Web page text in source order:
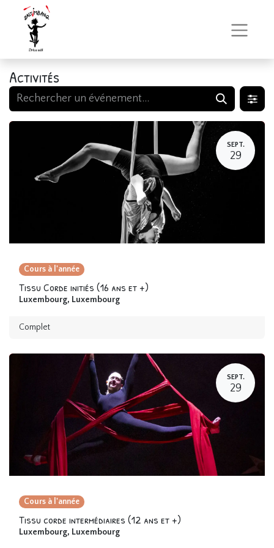
Activités
SEPT.
29
Cours à l'année
Tissu Corde initiés (16 ans et +)
Luxembourg, Luxembourg
Complet
SEPT.
29
Cours à l'année
Tissu corde intermédiaires (12 ans et +)
Luxembourg, Luxembourg